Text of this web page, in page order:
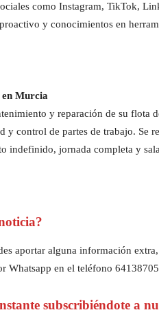
como Instagram, TikTok,
y conocimientos en
en Murcia
y reparación de su
y control de partes de trabajo. Se
indefinido, jornada completa y
aportar alguna información
Whatsapp en el teléfono
subscribiéndote a